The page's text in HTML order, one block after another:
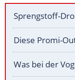
Sprengstoff-
Diese Promi-
Was bei der